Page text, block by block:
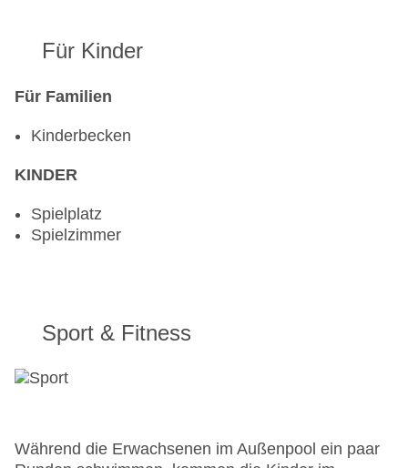
Für Kinder
Für Familien
Kinderbecken
KINDER
Spielplatz
Spielzimmer
Sport & Fitness
Während die Erwachsenen im Außenpool ein paar